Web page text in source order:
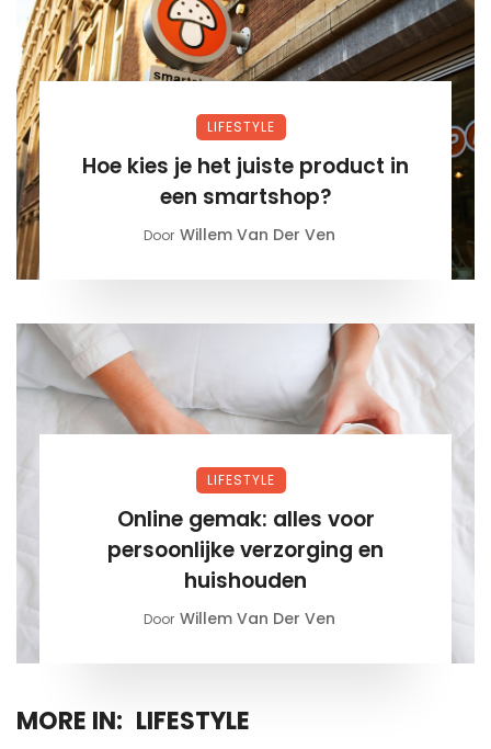
LIFESTYLE
Hoe kies je het juiste product in
een smartshop?
Door Willem Van Der Ven
LIFESTYLE
Online gemak: alles voor
persoonlijke verzorging en
huishouden
Door Willem Van Der Ven
MORE IN: LIFESTYLE